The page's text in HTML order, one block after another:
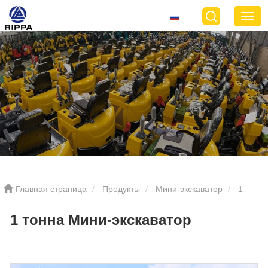
Главная страница Продукты Мини-экскаватор 1
тонный мини экскаватор 1 тонна Мини-экскаватор
1 тонна Мини-экскаватор